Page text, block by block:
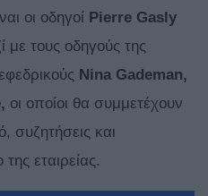
οι οδηγοί Pierre Gasly
με τους οδηγούς της
Nina Gademan,
οι οποίοι θα συμμετέχουν
συζητήσεις και
εταιρείας.